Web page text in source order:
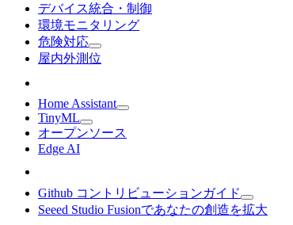
デバイス統合・制御
環境モニタリング
危険対応
屋内外測位
Home Assistant
TinyML
オープンソース
Edge AI
Github コントリビューションガイド
Seeed Studio Fusionであなたの創造を拡大